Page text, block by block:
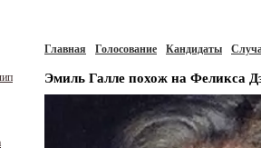
Главная Голосование Кандидаты
Эмиль Галле похож на Феликса